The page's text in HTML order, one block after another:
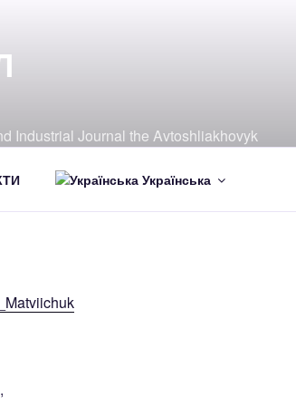
Industrial Journal the Avtoshliakhovyk
Українська